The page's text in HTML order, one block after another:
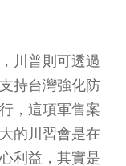
川普則可透過
持台灣強化防
，這項軍售案
的川習會是在
利益，其實是